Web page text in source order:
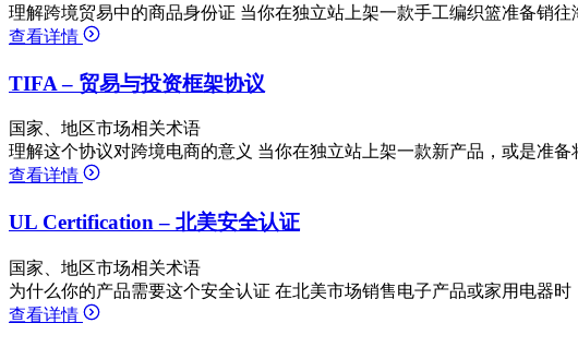
理解跨境贸易中的商品身份证 当你在独立站上架一款手工编织篮准备销
查看详情
TIFA – 贸易与投资框架协议
国家、地区市场相关术语
理解这个协议对跨境电商的意义 当你在独立站上架一款新产品，或是准
查看详情
UL Certification – 北美安全认证
国家、地区市场相关术语
为什么你的产品需要这个安全认证 在北美市场销售电子产品或家用电器
查看详情